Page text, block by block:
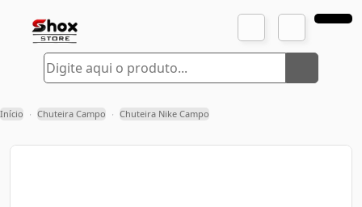
Início › Chuteira Campo › Chuteira Nike Campo